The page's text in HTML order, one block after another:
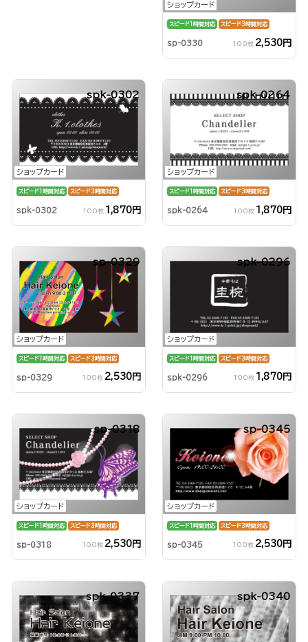
ショップカード
スピード1時間対応 スピード3時間対応
sp-0330 100枚 2,530円
ショップカード
spk-0302
スピード1時間対応 スピード3時間対応
spk-0302 100枚 1,870円
ショップカード
spk-0264
スピード1時間対応 スピード3時間対応
spk-0264 100枚 1,870円
ショップカード
sp-0329
スピード1時間対応 スピード3時間対応
sp-0329 100枚 2,530円
ショップカード
spk-0296
スピード1時間対応 スピード3時間対応
spk-0296 100枚 1,870円
ショップカード
sp-0318
スピード1時間対応 スピード3時間対応
sp-0318 100枚 2,530円
ショップカード
sp-0345
スピード1時間対応 スピード3時間対応
sp-0345 100枚 2,530円
spk-0337 spk-0340